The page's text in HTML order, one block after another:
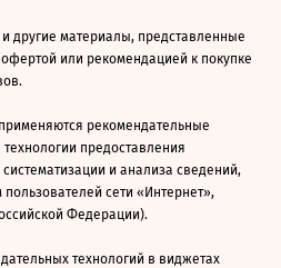
другие материалы, представленные
или рекомендацией к покупке
рекомендательные
предоставления
и анализа сведений,
сети «Интернет»,
Федерации).
технологий в виджетах